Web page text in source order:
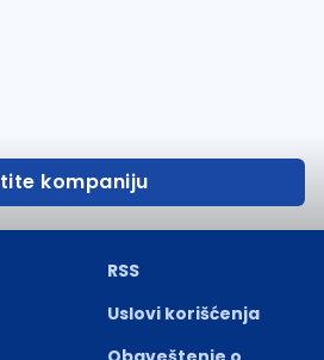
kompaniju
RSS
Uslovi korišćenja